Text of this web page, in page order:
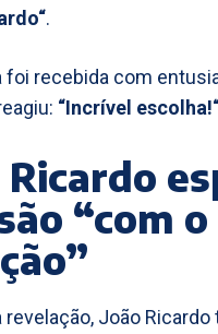
.
foi recebida com
“Incrível
Ricardo
“com o
revelação, João